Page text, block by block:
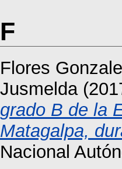
F
Flores
Jusmelda
grado B de la
Matagalpa,
Nacional